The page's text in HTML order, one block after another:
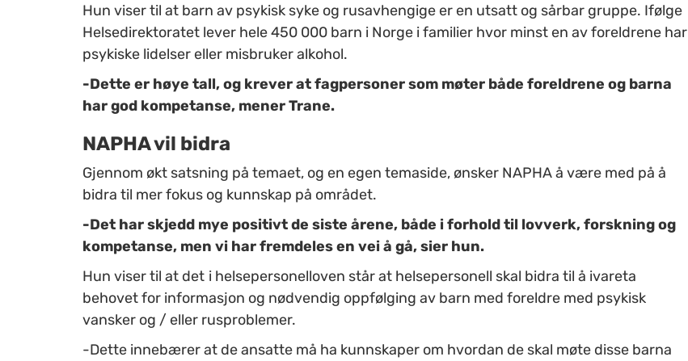
Hun viser til at barn av psykisk syke og rusavhengige er en utsatt og sårbar gruppe. Ifølge
Helsedirektoratet lever hele 450 000 barn i Norge i familier hvor minst en av foreldrene har
psykiske lidelser eller misbruker alkohol.
-Dette er høye tall, og krever at fagpersoner som møter både foreldrene og barna
har god kompetanse, mener Trane.
NAPHA vil bidra
Gjennom økt satsning på temaet, og en egen temaside, ønsker NAPHA å være med på å
bidra til mer fokus og kunnskap på området.
-Det har skjedd mye positivt de siste årene, både i forhold til lovverk, forskning og
kompetanse, men vi har fremdeles en vei å gå, sier hun.
Hun viser til at det i helsepersonelloven står at helsepersonell skal bidra til å ivareta
behovet for informasjon og nødvendig oppfølging av barn med foreldre med psykisk
vansker og / eller rusproblemer.
-Dette innebærer at de ansatte må ha kunnskaper om hvordan de skal møte disse barna